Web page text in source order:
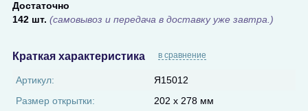
Достаточно
142 шт. (самовывоз и передача в доставку уже завтра.)
Краткая характеристика в сравнение
Артикул:
Я15012
Размер открытки:
202 х 278 мм